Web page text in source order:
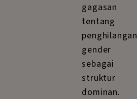
gagasan
tentang
penghilangan
gender
sebagai
struktur
dominan.